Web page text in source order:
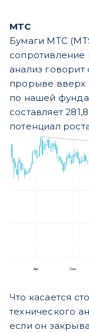
МТС
Бумаги МТС
сопротивление
анализ говорит
прорыве вверх
по нашей
составляет
потенциал
Что касается
технического
если он